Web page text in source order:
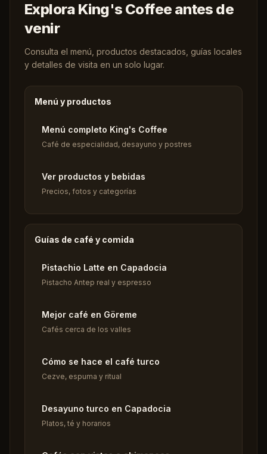
Explora King's Coffee antes de
venir
Consulta el menú, productos destacados, guías locales
y detalles de visita en un solo lugar.
Menú y productos
Menú completo King's Coffee
Café de especialidad, desayuno y postres
Ver productos y bebidas
Precios, fotos y categorías
Guías de café y comida
Pistachio Latte en Capadocia
Pistacho Antep real y espresso
Mejor café en Göreme
Cafés cerca de los valles
Cómo se hace el café turco
Cezve, espuma y ritual
Desayuno turco en Capadocia
Platos, té y horarios